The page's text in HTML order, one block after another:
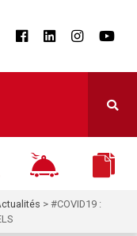
> #COVID19 :